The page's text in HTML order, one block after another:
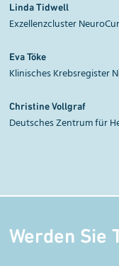
Linda Tidwell
Exzellenzcluster
Eva Töke
Klinisches Krebsregister
Christine Vollgraf
Deutsches Zentrum für
Werden Sie